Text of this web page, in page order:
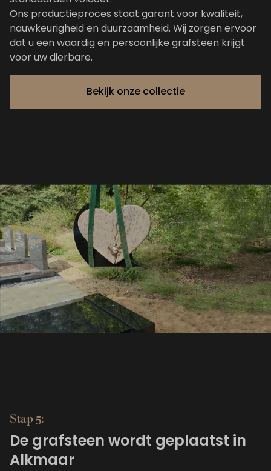
Ons productieproces staat garant voor kwaliteit,
nauwkeurigheid en duurzaamheid. Wij zorgen ervoor
dat u een waardig en persoonlijke grafsteen krijgt
voor uw dierbare.
Bekijk onze collectie
Stap 5:
De grafsteen wordt geplaatst in
Alkmaar